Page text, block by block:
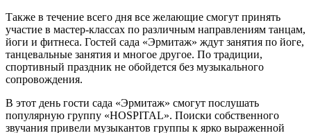
Также в течение всего дня все желающие смогут принять
участие в мастер-классах по различным направлениям танцам,
йоги и фитнеса. Гостей сада «Эрмитаж» ждут занятия по йоге,
танцевальные занятия и многое другое. По традиции,
спортивный праздник не обойдется без музыкального
сопровождения.
В этот день гости сада «Эрмитаж» смогут послушать
популярную группу «HOSPITAL». Поиски собственного
звучания привели музыкантов группы к ярко выраженной